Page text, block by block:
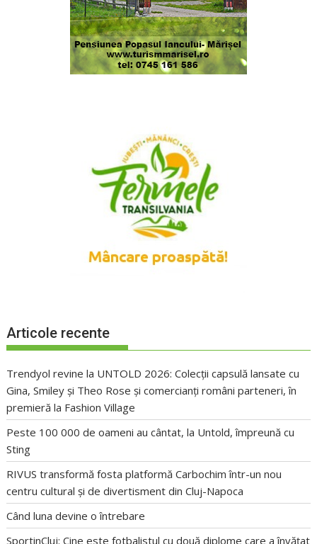
Articole recente
Trendyol revine la UNTOLD 2026: Colecții capsulă lansate cu
Gina, Smiley și Theo Rose și comercianți români parteneri, în
premieră la Fashion Village
Peste 100 000 de oameni au cântat, la Untold, împreună cu
Sting
RIVUS transformă fosta platformă Carbochim într-un nou
centru cultural și de divertisment din Cluj-Napoca
Când luna devine o întrebare
SportinCluj: Cine este fotbalistul cu două diplome care a învățat